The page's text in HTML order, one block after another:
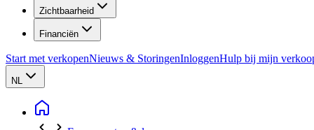
Zichtbaarheid
Financiën
Start met verkopenNieuws & StoringenInloggenHulp bij mijn
NL